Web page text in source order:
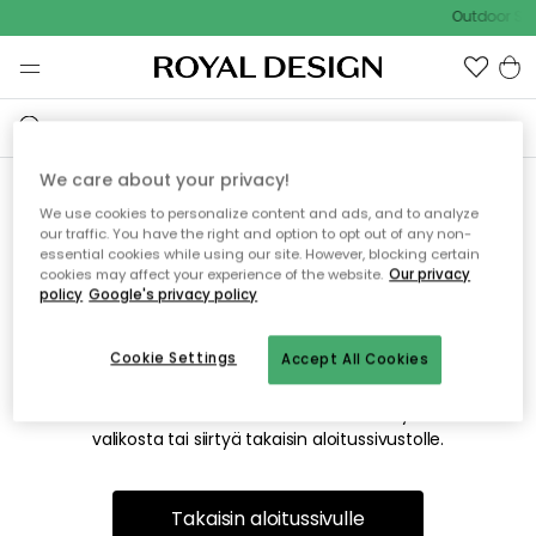
Outdoor
Emme valitettavasti löydä
etsimääsi sivua
Tämä voi johtua siitä, että sivua ei enää ole tai siitä, että se
on siirretty muualle. Pahoittelemme tästä mahdollisesti
valikosta tai siirtyä takaisin aloitussivustolle.
Takaisin aloitussivulle
We care about your privacy!
We use cookies to personalize content and ads, and to analyze
our traffic. You have the right and option to opt out of any non-
essential cookies while using our site. However, blocking certain
cookies may affect your experience of the website. Our privacy
policy Google's privacy policy
Accept All Cookies
Cookie Settings